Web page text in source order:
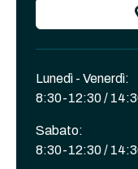
Lunedì - Venerdì:
8:30-12:30 /
Sabato:
8:30-12:30 /